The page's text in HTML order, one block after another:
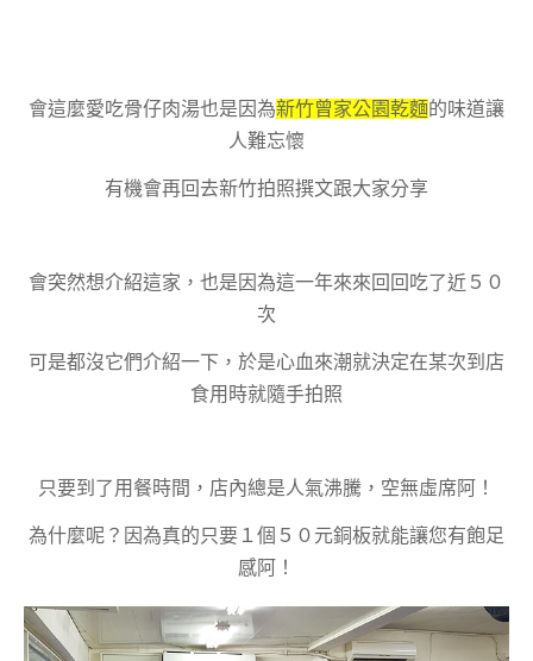
會這麼愛吃骨仔肉湯也是因為新竹曾家公園乾麵的味道讓
人難忘懷
有機會再回去新竹拍照撰文跟大家分享
會突然想介紹這家，也是因為這一年來來回回吃了近５０
次
可是都沒它們介紹一下，於是心血來潮就決定在某次到店
食用時就隨手拍照
只要到了用餐時間，店內總是人氣沸騰，空無虛席阿！
為什麼呢？因為真的只要１個５０元銅板就能讓您有飽足
感阿！